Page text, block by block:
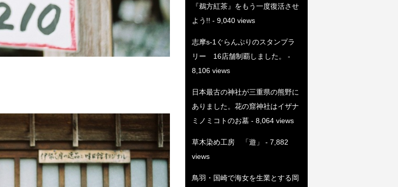
『鵜方紅茶』をもう一度復活させ
よう!! - 9,040 views
志摩s-1ぐらんぷりのスタンプラ
リー 16店舗制覇しました。
-
8,106 views
日本最古の神社が三重県の熊野に
ありました。花の窟神社はイザナ
ミノミコトのお墓- 8,064 views
草木染め工房 「遊」
- 7,882
views
鳥羽・国崎で海女を生業とする岡